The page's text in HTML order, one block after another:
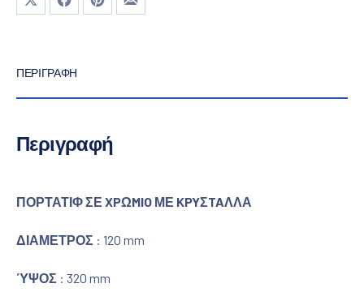
ΠΕΡΙΓΡΑΦΉ
Περιγραφή
ΠΟΡΤΑΤΙΦ ΣΕ XPΩMIO ΜΕ KPYΣTAΛΛΑ
ΔΙΑΜΕΤΡΟΣ : 120 mm
ΎΨΟΣ : 320 mm